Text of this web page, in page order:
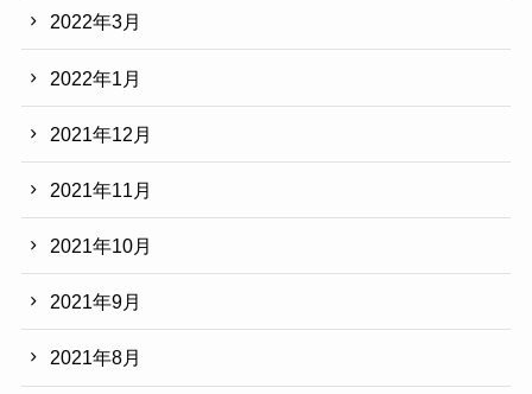
2022年3月
2022年1月
2021年12月
2021年11月
2021年10月
2021年9月
2021年8月